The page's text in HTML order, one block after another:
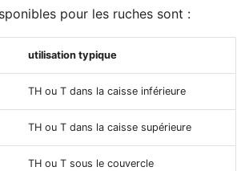
pour les ruches sont :
utilisation typique
TH ou T dans la caisse inférieure
TH ou T dans la caisse supérieure
TH ou T sous le couvercle